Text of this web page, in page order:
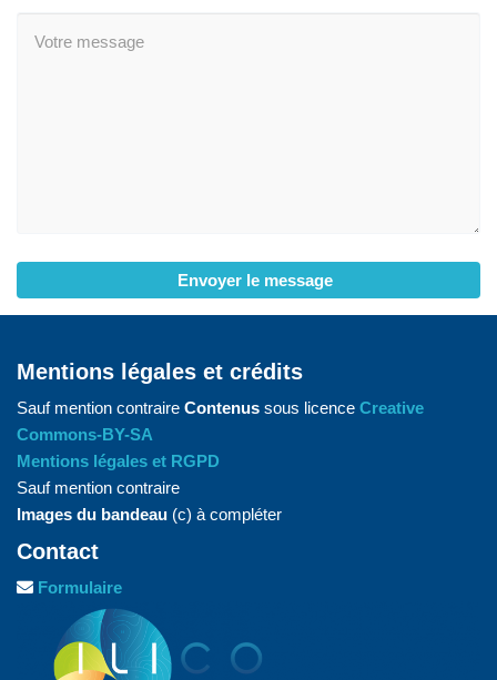
Envoyer le message
Mentions légales et crédits
Sauf mention contraire Contenus sous licence Creative
Commons-BY-SA
Mentions légales et RGPD
Sauf mention contraire
Images du bandeau (c) à compléter
Contact
Formulaire